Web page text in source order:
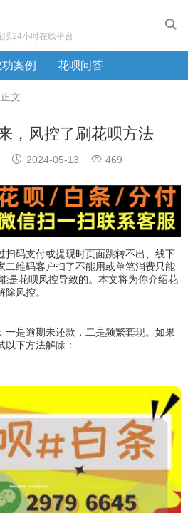

24小时在线平台
功案例 花呗问答
正文
，风控了刷花呗方法
 2024-05-13  469
扫码支付或提现时页面跳转不出、线下
二维码客户扫了不能用或单笔消费只能
是花呗风控导致的。本文将为你介绍花
风控。
一是逾期未还款，二是频繁套现。如果
下方法解除：